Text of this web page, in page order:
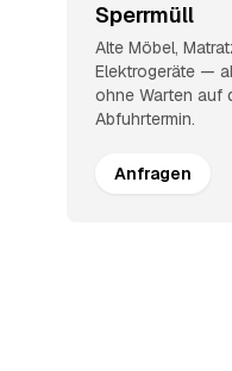
Sperrmüll
Alte Möbel,
Elektrogeräte —
ohne Warten auf
Abfuhrtermin.
Anfragen